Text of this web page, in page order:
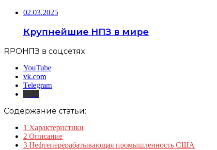
02.03.2025
Крупнейшие НПЗ в мире
RPOНПЗ в соцсетях
YouTube
vk.com
Telegram
Содержание статьи:
1 Характеристики
2 Описание
3 Нефтеперерабатывающая промышленность США